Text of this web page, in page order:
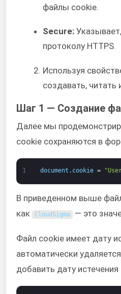
файлы cookie.
Secure:
протоколу HTTPS.
Используя
создавать, читать
Шаг 1 — Создание
Далее мы
cookie сохраняются в
1 document . cookie =
В приведенном выше
как
CloudSigma — это
Файл cookie имеет дату
автоматически
добавить дату